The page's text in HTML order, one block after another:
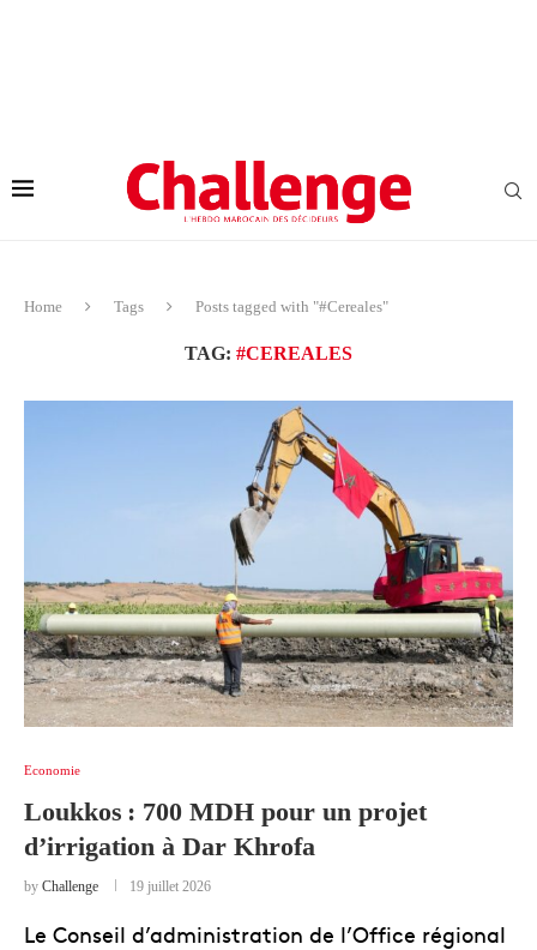
Home Tags Posts tagged with "#Cereales"
TAG: #CEREALES
Economie
Loukkos : 700 MDH pour un projet
d’irrigation à Dar Khrofa
by Challenge 19 juillet 2026
Le Conseil d’administration de l’Office régional